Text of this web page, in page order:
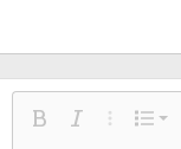
Fett KursivWeitere
Liste